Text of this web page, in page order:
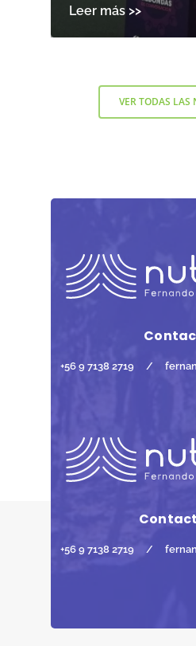
VER TODAS LAS
+56 9 7138 2719 /
+56 9 7138 2719 /